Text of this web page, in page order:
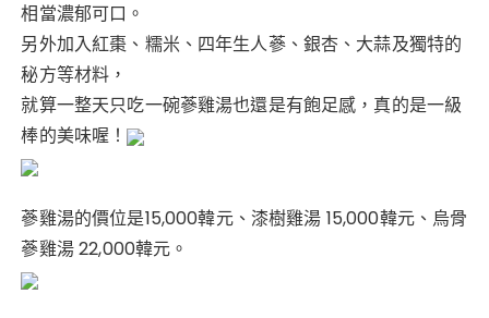
相當濃郁可口。
另外加入紅棗、糯米、四年生人蔘、銀杏、大蒜及獨特的
秘方等材料，
就算一整天只吃一碗蔘雞湯也還是有飽足感，真的是一級
棒的美味喔！
蔘雞湯的價位是15,000韓元、漆樹雞湯 15,000韓元、烏骨
蔘雞湯 22,000韓元。